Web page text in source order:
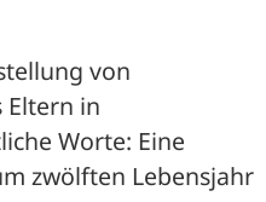
von
Eltern in
Worte: Eine
zwölften Lebensjahr